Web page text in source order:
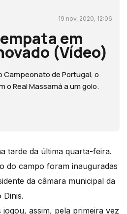
19 nov, 2020, 12:06
em
(Vídeo)
Campeonato de Portugal, o
o Real Massamá a um golo.
tarde da última quarta-feira.
do campo foram inauguradas
da câmara municipal da
Dinis.
jogou, assim, pela primeira vez